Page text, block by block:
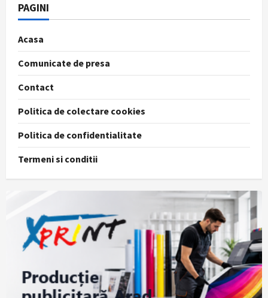
PAGINI
Acasa
Comunicate de presa
Contact
Politica de colectare cookies
Politica de confidentialitate
Termeni si conditii